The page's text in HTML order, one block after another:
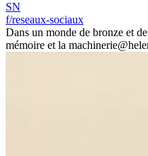
SN
f/reseaux-sociaux
Dans un monde de bronze et
mémoire et la machinerie